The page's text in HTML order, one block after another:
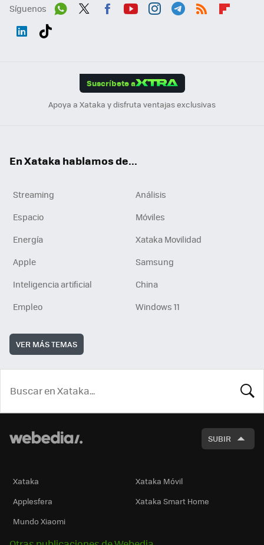
Síguenos
Suscríbete a
Apoya a Xataka y disfruta ventajas exclusivas
En Xataka hablamos de...
Streaming
Análisis
Espacio
Móviles
Energía
Xataka Movilidad
Apple
Samsung
Inteligencia artificial
China
Empleo
Windows 11
VER MÁS TEMAS
SUBIR
Xataka
Xataka Móvil
Applesfera
Xataka Smart Home
Mundo Xiaomi